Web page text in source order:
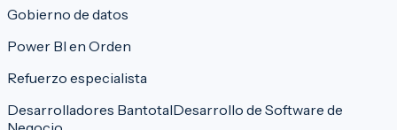
Gobierno de datos
Power BI en Orden
Refuerzo especialista
Desarrolladores BantotalDesarrollo de Software de